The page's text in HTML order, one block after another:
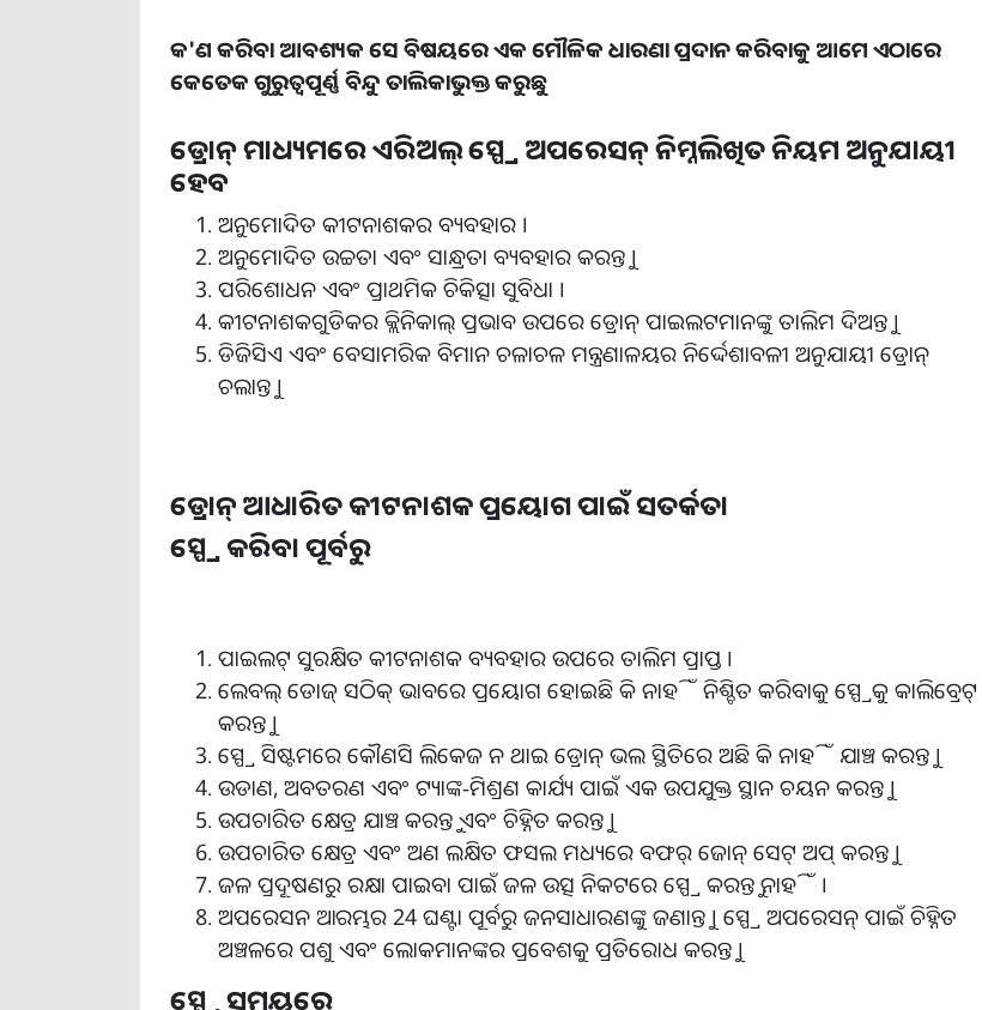
କ'ଣ କରିବା ଆବଶ୍ୟକ ସେ ବିଷୟରେ ଏକ ମୌଳିକ ଧାରଣା ପ୍ରଦାନ କରିବାକୁ ଆମେ ଏଠାରେ
କେତେକ ଗୁରୁତ୍ୱପୂର୍ଣ୍ଣ ବିନ୍ଦୁ ତାଲିକାଭୁକ୍ତ କରୁଛୁ
ଡ୍ରୋନ୍ ମାଧ୍ୟମରେ ଏରିଅଲ୍ ସ୍ପ୍ରେ ଅପରେସନ୍ ନିମ୍ନଲିଖିତ ନିୟମ ଅନୁଯାୟୀ
ହେବ
ଅନୁମୋଦିତ କୀଟନାଶକର ବ୍ୟବହାର ।
ଅନୁମୋଦିତ ଉଚ୍ଚତା ଏବଂ ସାନ୍ଧ୍ରତା ବ୍ୟବହାର କରନ୍ତୁ ।
ପରିଶୋଧନ ଏବଂ ପ୍ରାଥମିକ ଚିକିତ୍ସା ସୁବିଧା ।
କୀଟନାଶକଗୁଡିକର କ୍ଲିନିକାଲ୍ ପ୍ରଭାବ ଉପରେ ଡ୍ରୋନ୍ ପାଇଲଟମାନଙ୍କୁ ତାଲିମ ଦିଅନ୍ତୁ ।
ଡିଜିସିଏ ଏବଂ ବେସାମରିକ ବିମାନ ଚଳାଚଳ ମନ୍ତ୍ରଣାଳୟର ନିର୍ଦ୍ଦେଶାବଳୀ ଅନୁଯାୟୀ ଡ୍ରୋନ୍
ଚଲାନ୍ତୁ ।
ଡ୍ରୋନ୍ ଆଧାରିତ କୀଟନାଶକ ପ୍ରୟୋଗ ପାଇଁ ସତର୍କତା
ସ୍ପ୍ରେ କରିବା ପୂର୍ବରୁ
ପାଇଲଟ୍ ସୁରକ୍ଷିତ କୀଟନାଶକ ବ୍ୟବହାର ଉପରେ ତାଲିମ ପ୍ରାପ୍ତ ।
ଲେବଲ୍ ଡୋଜ୍ ସଠିକ୍ ଭାବରେ ପ୍ରୟୋଗ ହୋଇଛି କି ନାହିଁ ନିଶ୍ଚିତ କରିବାକୁ ସ୍ପ୍ରେକୁ କାଲିବ୍ରେଟ୍
କରନ୍ତୁ ।
ସ୍ପ୍ରେ ସିଷ୍ଟମରେ କୌଣସି ଲିକେଜ ନ ଥାଇ ଡ୍ରୋନ୍ ଭଲ ସ୍ଥିତିରେ ଅଛି କି ନାହିଁ ଯାଞ୍ଚ କରନ୍ତୁ ।
ଉଡାଣ, ଅବତରଣ ଏବଂ ଟ୍ୟାଙ୍କ-ମିଶ୍ରଣ କାର୍ଯ୍ୟ ପାଇଁ ଏକ ଉପଯୁକ୍ତ ସ୍ଥାନ ଚୟନ କରନ୍ତୁ ।
ଉପଚାରିତ କ୍ଷେତ୍ର ଯାଞ୍ଚ କରନ୍ତୁ ଏବଂ ଚିହ୍ନିତ କରନ୍ତୁ ।
ଉପଚାରିତ କ୍ଷେତ୍ର ଏବଂ ଅଣ ଲକ୍ଷିତ ଫସଲ ମଧ୍ୟରେ ବଫର୍ ଜୋନ୍ ସେଟ୍ ଅପ୍ କରନ୍ତୁ ।
ଜଳ ପ୍ରଦୂଷଣରୁ ରକ୍ଷା ପାଇବା ପାଇଁ ଜଳ ଉତ୍ସ ନିକଟରେ ସ୍ପ୍ରେ କରନ୍ତୁ ନାହିଁ ।
ଅପରେସନ ଆରମ୍ଭର 24 ଘଣ୍ଟା ପୂର୍ବରୁ ଜନସାଧାରଣଙ୍କୁ ଜଣାନ୍ତୁ । ସ୍ପ୍ରେ ଅପରେସନ୍ ପାଇଁ ଚିହ୍ନିତ
ଅଞ୍ଚଳରେ ପଶୁ ଏବଂ ଲୋକମାନଙ୍କର ପ୍ରବେଶକୁ ପ୍ରତିରୋଧ କରନ୍ତୁ ।
ସ୍ପ୍ରେ ସମୟରେ